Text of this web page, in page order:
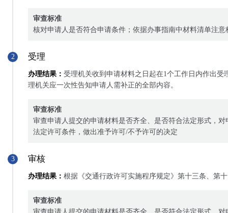
审查标准
核对申请人是否符合申请条件；依据办事指南中材料清单注
2 受理
办理结果： 受理机关收到申请材料之日起在1个工作日内作出
理机关应一次性告知申请人需补正的全部内容。
审查标准
审查申请人提交的申请材料是否齐全、是否符合法定形式，
法定许可条件，做出准予许可/不予许可的决定
3 审核
办理结果： 根据《交通行政许可实施程序规定》第十三条、第
审查标准